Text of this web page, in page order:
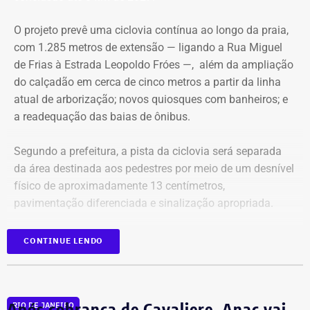
interpretados por um tal Dr. Simão Bacamarte, que não
hesitará em levar o desavisado para uma internação
compulsória. Na mente de Nireu, os personagens de um
dos maiores escritores brasileiros de todos os tempos,
Machado de Assis, passeiam por aí, a clamar, como
fantasmas, um caminho delimitado por “templos” onde o
O projeto prevê uma ciclovia contínua ao longo da praia,
com 1.285 metros de extensão — ligando a Rua Miguel
de Frias à Estrada Leopoldo Fróes —, além da ampliação
do calçadão em cerca de cinco metros a partir da linha
atual de arborização; novos quiosques com banheiros; e
a readequação das baias de ônibus.
Segundo a prefeitura, a pista da ciclovia será separada
da área destinada aos pedestres por meio de um desnível
físico de aproximadamente 13 centímetros,
pavimentação diferenciada e sinalização apropriada.
Junto à faixa de areia, também será criada uma faixa lisa
de granito com 1,5 metro de largura, destinada à
CONTINUE LENDO
RIO DE JANEIRO